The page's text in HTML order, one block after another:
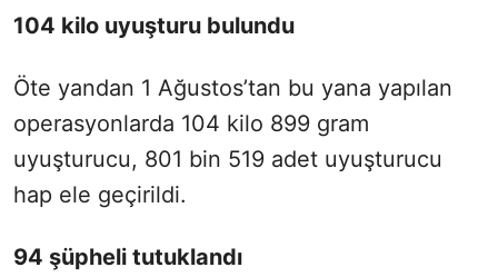
104 kilo uyuşturu bulundu
Öte yandan 1 Ağustos’tan bu yana yapılan
operasyonlarda 104 kilo 899 gram
uyuşturucu, 801 bin 519 adet uyuşturucu
hap ele geçirildi.
94 şüpheli tutuklandı